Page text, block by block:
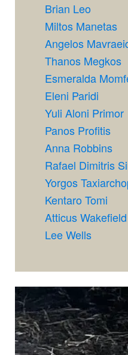
Brian Leo
Miltos Manetas
Angelos
Thanos Megkos
Esmeralda
Eleni Paridi
Yuli Aloni Primor
Panos Profitis
Anna Robbins
Rafael Dimitris
Yorgos
Kentaro Tomi
Atticus Wakefield
Lee Wells